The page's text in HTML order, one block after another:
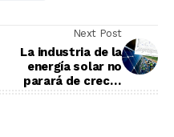
Next Post
La industria de la
energía solar no
parará de crecer